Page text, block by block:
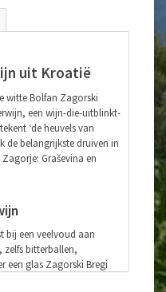
uit Kroatië
witte Bolfan Zagorski
een wijn-die-uitblinkt-
‘de heuvels van
de belangrijkste druiven in
Graševina en
bij een veelvoud aan
zelfs bitterballen,
een glas Zagorski Bregi